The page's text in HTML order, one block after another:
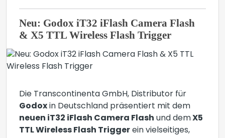
Neu: Godox iT32 iFlash Camera Flash
& X5 TTL Wireless Flash Trigger
Die Transcontinenta GmbH, Distributor für
Godox in Deutschland präsentiert mit dem
neuen iT32 iFlash Camera Flash und demX5
TTL Wireless Flash Trigger ein vielseitiges,